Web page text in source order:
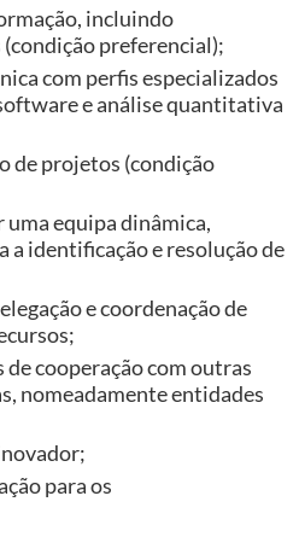
incluindo
preferencial);
com perfis especializados
e análise quantitativa
de projetos (condição
equipa dinâmica,
identificação e resolução de
e coordenação de
cooperação com outras
nomeadamente entidades
para os